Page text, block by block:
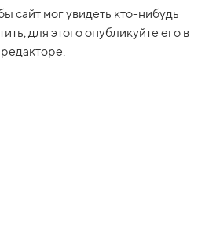
сайт мог увидеть кто-нибудь
для этого опубликуйте его в
редакторе.